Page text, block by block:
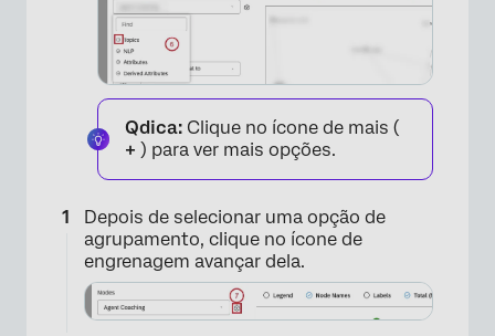
×
Qdica: Clique no ícone de mais (
+ ) para ver mais opções.
Depois de selecionar uma opção de
agrupamento, clique no ícone de
engrenagem avançar dela.